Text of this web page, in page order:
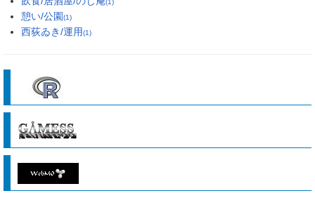
(1)
憩い/公園(1)
西荻ゐき/運用(1)